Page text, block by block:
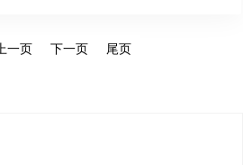
上一页 下一页 尾页